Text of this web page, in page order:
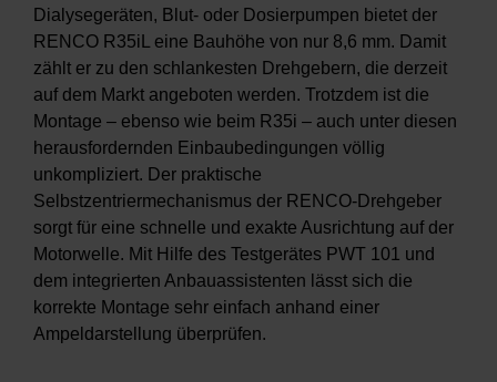
Dialysegeräten, Blut- oder Dosierpumpen bietet der
RENCO R35iL eine Bauhöhe von nur 8,6 mm. Damit
zählt er zu den schlankesten Drehgebern, die derzeit
auf dem Markt angeboten werden. Trotzdem ist die
Montage – ebenso wie beim R35i – auch unter diesen
herausfordernden Einbaubedingungen völlig
unkompliziert. Der praktische
Selbstzentriermechanismus der RENCO-Drehgeber
sorgt für eine schnelle und exakte Ausrichtung auf der
Motorwelle. Mit Hilfe des Testgerätes PWT 101 und
dem integrierten Anbauassistenten lässt sich die
korrekte Montage sehr einfach anhand einer
Ampeldarstellung überprüfen.